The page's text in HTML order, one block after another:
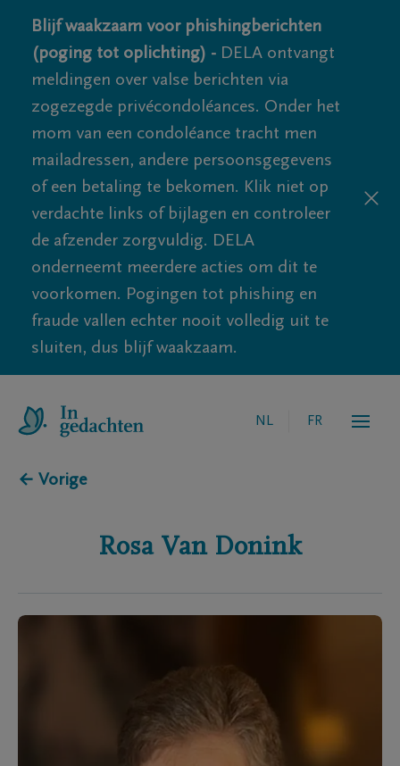
Blijf waakzaam voor phishingberichten
(poging tot oplichting) - DELA ontvangt
meldingen over valse berichten via
zogezegde privécondoléances. Onder het
mom van een condoléance tracht men
mailadressen, andere persoonsgegevens
of een betaling te bekomen. Klik niet op
verdachte links of bijlagen en controleer
de afzender zorgvuldig. DELA
onderneemt meerdere acties om dit te
voorkomen. Pogingen tot phishing en
fraude vallen echter nooit volledig uit te
sluiten, dus blijf waakzaam.
NL FR
← Vorige
Rosa Van Donink